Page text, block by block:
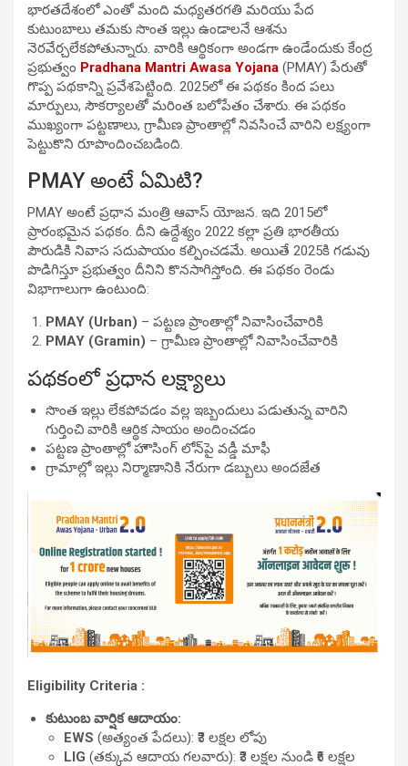
భారతదేశంలో ఎంతో మంది మధ్యతరగతి మరియు పేద
కుటుంబాలు తమకు సొంత ఇల్లు ఉండాలనే ఆశను
నెరవేర్చలేకపోతున్నారు. వారికి ఆర్థికంగా అండగా ఉండేందుకు కేంద్ర
ప్రభుత్వం Pradhana Mantri Awasa Yojana (PMAY) పేరుతో
గొప్ప పథకాన్ని ప్రవేశపెట్టింది. 2025లో ఈ పథకం కింద పలు
మార్పులు, సౌకర్యాలతో మరింత బలోపేతం చేశారు. ఈ పథకం
ముఖ్యంగా పట్టణాలు, గ్రామీణ ప్రాంతాల్లో నివసించే వారిని లక్ష్యంగా
పెట్టుకొని రూపొందించబడింది.
PMAY అంటే ఏమిటి?
PMAY అంటే ప్రధాన మంత్రి ఆవాస్ యోజన. ఇది 2015లో
ప్రారంభమైన పథకం. దీని ఉద్దేశ్యం 2022 కల్లా ప్రతి భారతీయ
పౌరుడికి నివాస సదుపాయం కల్పించడమే. అయితే 2025కి గడువు
పొడిగిస్తూ ప్రభుత్వం దీనిని కొనసాగిస్తోంది. ఈ పథకం రెండు
విభాగాలుగా ఉంటుంది:
PMAY (Urban) – పట్టణ ప్రాంతాల్లో నివాసించేవారికి
PMAY (Gramin) – గ్రామీణ ప్రాంతాల్లో నివాసించేవారికి
పథకంలో ప్రధాన లక్ష్యాలు
సొంత ఇల్లు లేకపోవడం వల్ల ఇబ్బందులు పడుతున్న వారిని
గుర్తించి వారికి ఆర్థిక సాయం అందించడం
పట్టణ ప్రాంతాల్లో హౌసింగ్ లోన్‌పై వడ్డీ మాఫీ
గ్రామాల్లో ఇల్లు నిర్మాణానికి నేరుగా డబ్బులు అందజేత
Eligibility Criteria :
కుటుంబ వార్షిక ఆదాయం:
EWS (అత్యంత పేదలు): ₹3 లక్షల లోపు
LIG (తక్కువ ఆదాయ గలవారు): ₹3 లక్షల నుండి ₹6 లక్షల